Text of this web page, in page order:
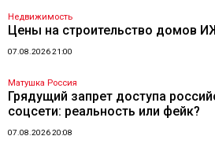
Недвижимость
Цены на строительство домов
07.08.2026 21:00
Матушка Россия
Грядущий запрет доступа
соцсети: реальность или фейк?
07.08.2026 20:08